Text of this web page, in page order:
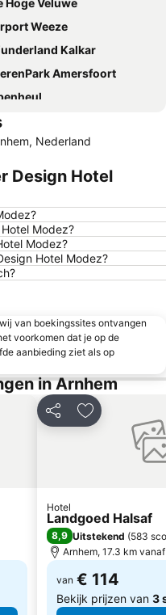
Hoge Veluwe
Weeze
Kalkar
Amersfoort
Loo Palace
bij Nijmegen
Pop
Keeken
Goch
Emmerich
Waal Terminal
Anker
Nederland
Design Hotel
Modez?
Modez?
Hotel Modez?
van boekingssites ontvangen
voorkomen dat je op de
aanbieding ziet als op
in Arnhem
Delen Toevoegen
Hotel
Landgoed Halsaf
8,9 Uitstekend (583
Arnhem, 17.3 km
van € 114
Bekijk prijzen van 3